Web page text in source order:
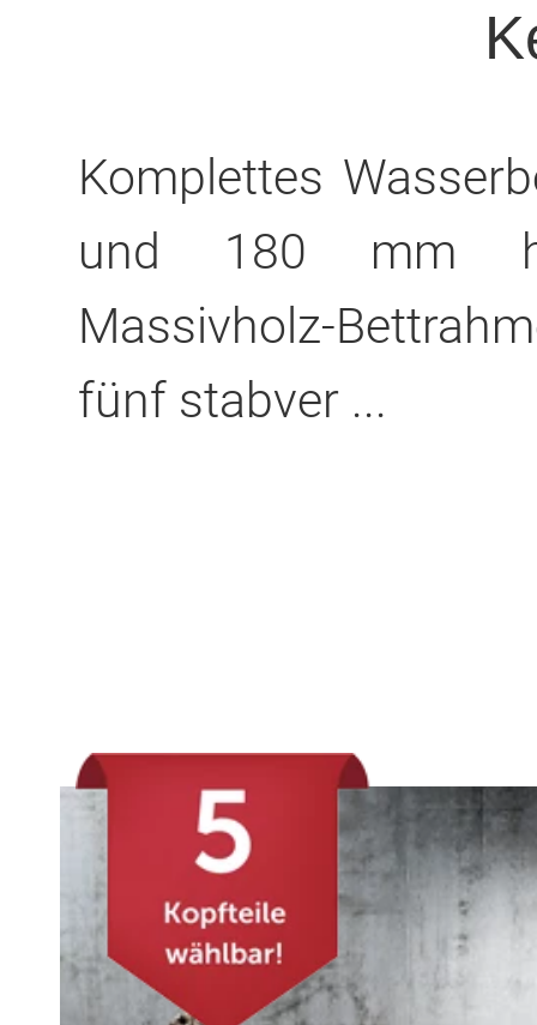
Komplettes
und 180 mm
Massivholz-
fünf stabver ...